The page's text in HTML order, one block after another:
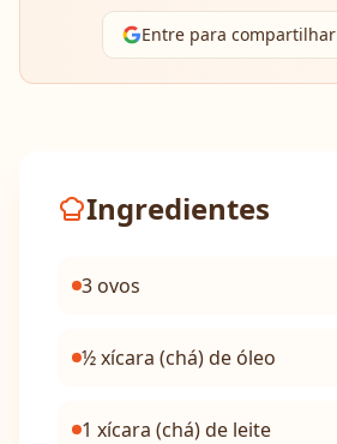
Entre para compartilhar
Ingredientes
3 ovos
½ xícara (chá) de óleo
1 xícara (chá) de leite